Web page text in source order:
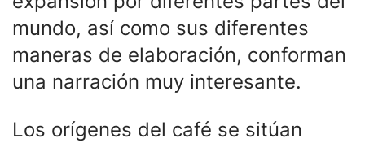
mundo, así como sus diferentes
maneras de elaboración, conforman
una narración muy interesante.
Los orígenes del café se sitúan